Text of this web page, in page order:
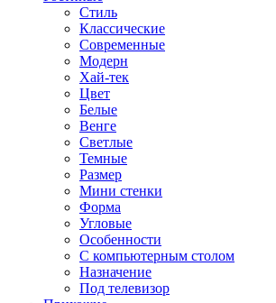
Стиль
Классические
Современные
Модерн
Хай-тек
Цвет
Белые
Венге
Светлые
Темные
Размер
Мини стенки
Форма
Угловые
Особенности
С компьютерным столом
Назначение
Под телевизор